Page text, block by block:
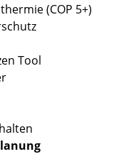
(COP 5+)
Tool